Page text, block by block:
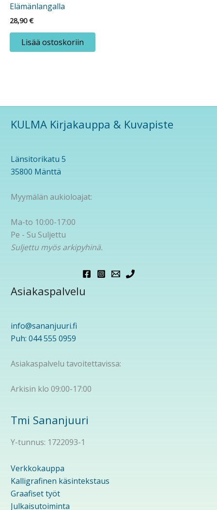
Elämänlangalla
28,90€
Lisää ostoskoriin
KULMA Kirjakauppa & Kuvapiste
Länsitorikatu 5
35800 Mänttä
Myymälän aukioloajat:
Ma-to 10:00-17:00
Pe - Su Suljettu
Suljettu myös arkipyhinä.
Asiakaspalvelu
info@sananjuuri.fi
Puh: 044 555 0959
Asiakaspalvelu tavoitettavissa:
Arkisin klo 09:00-17:00
Tmi Sananjuuri
Y-tunnus: 1722093-1
Verkkokauppa
Kalligrafinen käsintekstaus
Graafiset työt
Julkaisutoiminta